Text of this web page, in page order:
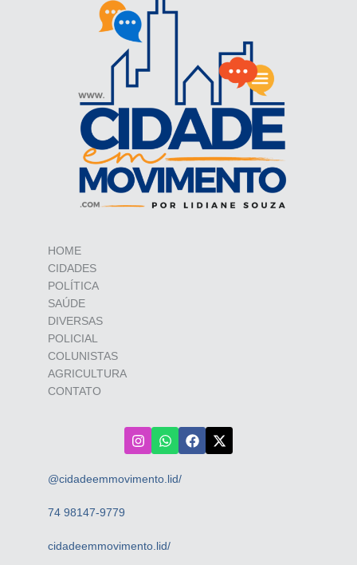
HOME
CIDADES
POLÍTICA
SAÚDE
DIVERSAS
POLICIAL
COLUNISTAS
AGRICULTURA
CONTATO
@cidadeemmovimento.lid/
74 98147-9779
cidadeemmovimento.lid/